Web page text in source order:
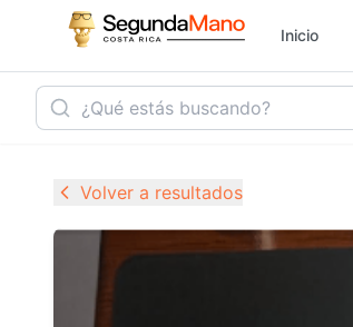
Inicio
Vehículos
Volver a resultados